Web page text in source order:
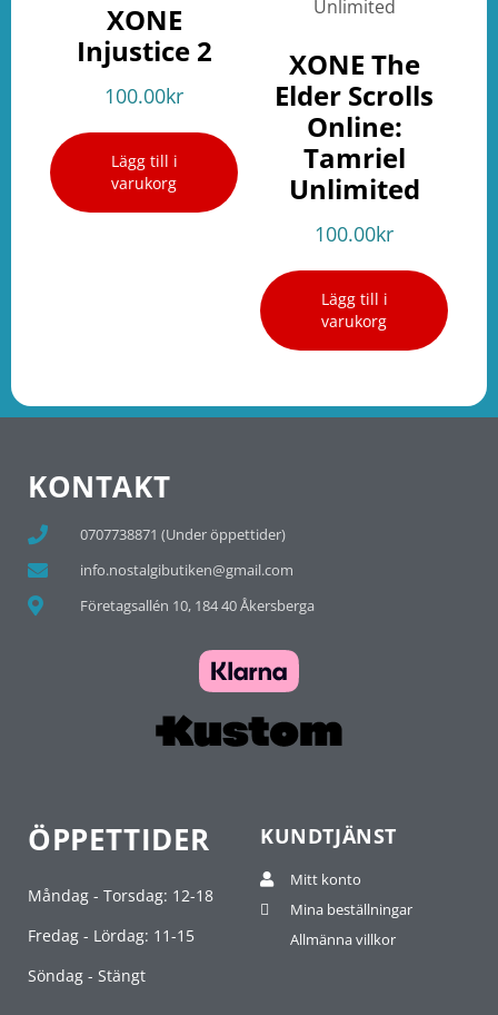
XONE
Injustice 2
100.00kr
Lägg till i
varukorg
XONE The
Elder Scrolls
Online:
Tamriel
Unlimited
100.00kr
Lägg till i
varukorg
KONTAKT
0707738871 (Under öppettider)
info.nostalgibutiken@gmail.com
Företagsallén 10, 184 40 Åkersberga
ÖPPETTIDER
Måndag - Torsdag: 12-18
Fredag - Lördag: 11-15
Söndag - Stängt
KUNDTJÄNST
Mitt konto
Mina beställningar
Allmänna villkor